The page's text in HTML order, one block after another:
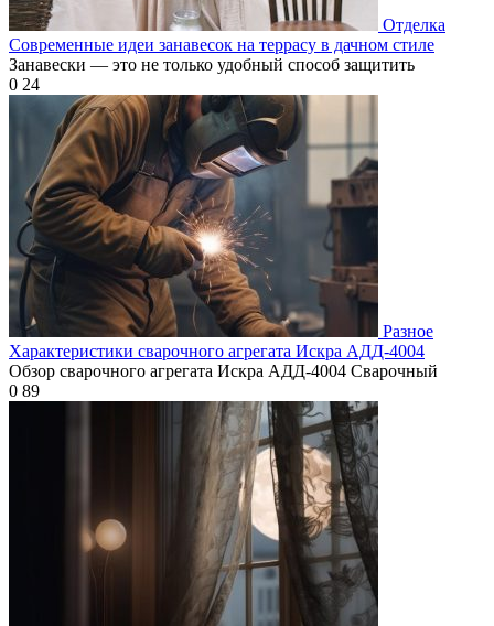
Отделка
Современные идеи занавесок на террасу в дачном стиле
Занавески — это не только удобный способ защитить
0 24
Разное
Характеристики сварочного агрегата Искра АДД-4004
Обзор сварочного агрегата Искра АДД-4004 Сварочный
0 89